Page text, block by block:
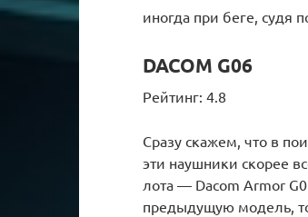
иногда при беге, судя
DACOM G06
Рейтинг: 4.8
Сразу скажем, что в
эти наушники скорее
лота — Dacom Armor
предыдущую модель,